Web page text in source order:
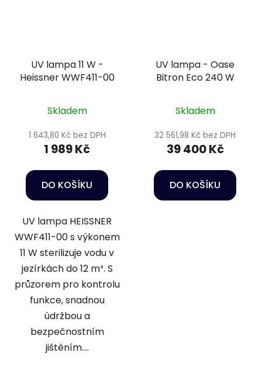
UV lampa 11 W -
Heissner WWF411-00
Skladem
1 643,80 Kč bez DPH
1 989 Kč
DO KOŠÍKU
UV lampa HEISSNER
WWF411-00 s výkonem
11 W sterilizuje vodu v
jezírkách do 12 m³. S
průzorem pro kontrolu
funkce, snadnou
údržbou a
bezpečnostním
jištěním....
UV lampa - Oase
Bitron Eco 240 W
Skladem
32 561,98 Kč bez DPH
39 400 Kč
DO KOŠÍKU